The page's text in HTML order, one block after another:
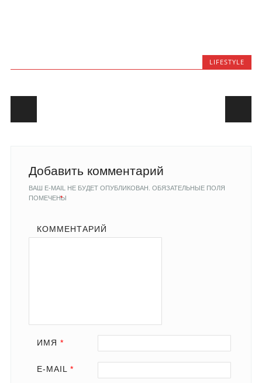
LIFESTYLE
Добавить комментарий
ВАШ E-MAIL НЕ БУДЕТ ОПУБЛИКОВАН. ОБЯЗАТЕЛЬНЫЕ ПОЛЯ
ПОМЕЧЕНЫ
*
КОММЕНТАРИЙ
ИМЯ *
E-MAIL *